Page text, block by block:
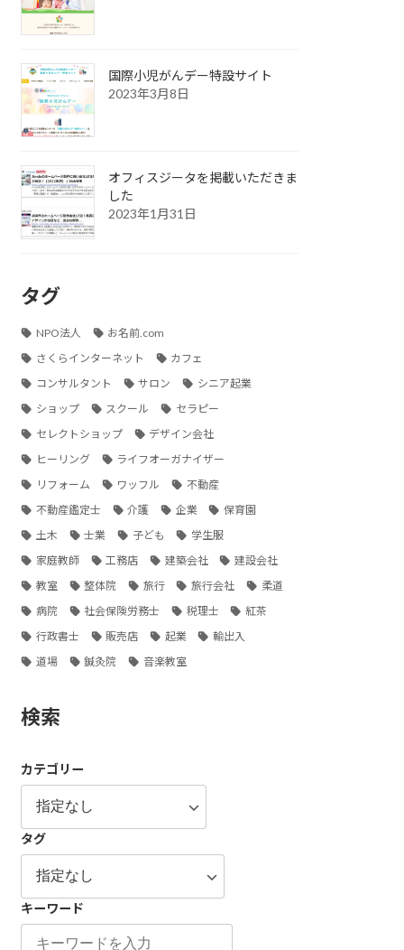
国際小児がんデー特設サイト
2023年3月8日
オフィスジータを掲載いただきま
した
2023年1月31日
タグ
NPO法人
お名前.com
さくらインターネット
カフェ
コンサルタント
サロン
シニア起業
ショップ
スクール
セラピー
セレクトショップ
デザイン会社
ヒーリング
ライフオーガナイザー
リフォーム
ワッフル
不動産
不動産鑑定士
介護 企業
保育園
土木
士業 子ども
学生服
家庭教師
工務店 建築会社
建設会社
教室
整体院 旅行 旅行会社
柔道
病院
社会保険労務士 税理士
紅茶
行政書士
販売店 起業
輸出入
道場
鍼灸院 音楽教室
検索
カテゴリー
タグ
キーワード